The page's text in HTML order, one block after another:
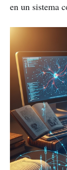
en un sistema